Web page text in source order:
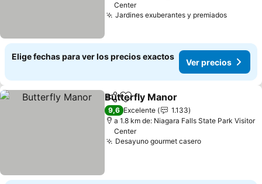
Center
Jardines exuberantes y premiadosVer
Elige fechas para ver los precios exactos
Ver precios
CompartirAgregar a favoritos
Butterfly Manor
9,6 Excelente
1.133
a 1.8 km de: Niagara Falls State Park Visitor
Center
Desayuno gourmet caseroVer precios